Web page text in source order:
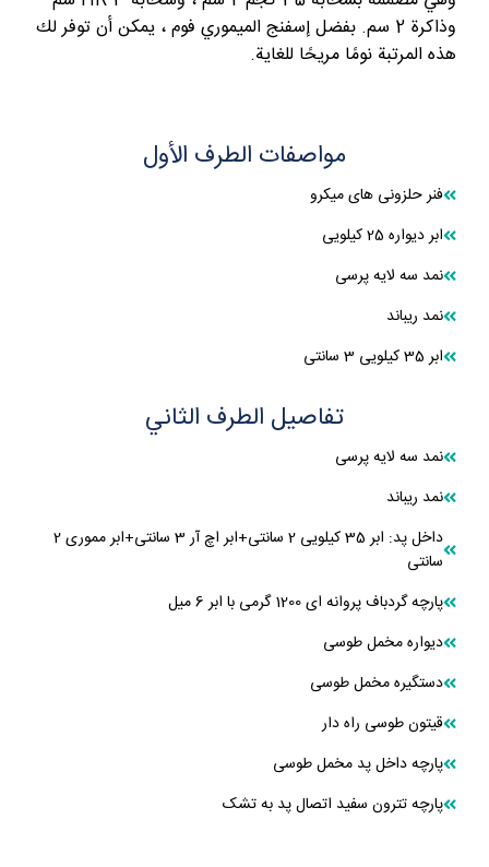
وذاكرة 2 سم. بفضل إسفنج الميموري فوم ، يمكن أن توفر لك
هذه المرتبة نومًا مريحًا للغاية.
مواصفات الطرف الأول
فنر حلزونی های میکرو
ابر دیواره 25 کیلویی
نمد سه لایه پرسی
نمد ریباند
ابر 35 کیلویی 3 سانتی
تفاصيل الطرف الثاني
نمد سه لایه پرسی
نمد ریباند
داخل پد: ابر 35 کیلویی 2 سانتی+ابر اچ آر 3 سانتی+ابر مموری 2
سانتی
پارچه گردباف پروانه ای 1200 گرمی با ابر 6 میل
دیواره مخمل طوسی
دستگیره مخمل طوسی
قیتون طوسی راه دار
پارچه داخل پد مخمل طوسی
پارچه تترون سفید اتصال پد به تشک